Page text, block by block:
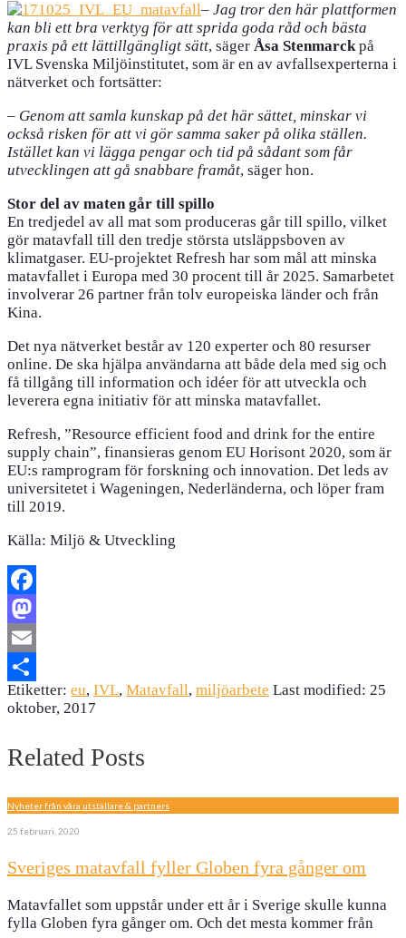
– Jag tror den här plattformen
kan bli ett bra verktyg för att sprida goda råd och bästa
praxis på ett lättillgängligt sätt, säger Åsa Stenmarckpå
IVL Svenska Miljöinstitutet, som är en av avfallsexperterna i
nätverket och fortsätter:
– Genom att samla kunskap på det här sättet, minskar vi
också risken för att vi gör samma saker på olika ställen.
Istället kan vi lägga pengar och tid på sådant som får
utvecklingen att gå snabbare framåt, säger hon.
Stor del av maten går till spillo
En tredjedel av all mat som produceras går till spillo, vilket
gör matavfall till den tredje största utsläppsboven av
klimatgaser. EU-projektet Refresh har som mål att minska
matavfallet i Europa med 30 procent till år 2025. Samarbetet
involverar 26 partner från tolv europeiska länder och från
Kina.
Det nya nätverket består av 120 experter och 80 resurser
online. De ska hjälpa användarna att både dela med sig och
få tillgång till information och idéer för att utveckla och
leverera egna initiativ för att minska matavfallet.
Refresh, ”Resource efficient food and drink for the entire
supply chain”, finansieras genom EU Horisont 2020, som är
EU:s ramprogram för forskning och innovation. Det leds av
universitetet i Wageningen, Nederländerna, och löper fram
till 2019.
Källa: Miljö & Utveckling
Facebook
Mastodon
Email
Dela
Etiketter: eu, IVL, Matavfall, miljöarbete Last modified: 25
oktober, 2017
Related Posts
Nyheter från våra utställare & partners
25 februari, 2020
Sveriges matavfall fyller Globen fyra gånger om
Matavfallet som uppstår under ett år i Sverige skulle kunna
fylla Globen fyra gånger om. Och det mesta kommer från